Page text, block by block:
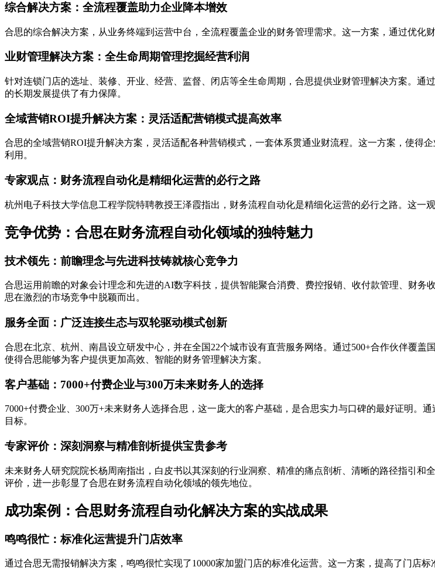
综合解决方案：全流程覆盖助力企业降本增效
合思的综合解决方案，从业务终端到运营中台，全流程覆盖企业的财务管理需求。这一方案，通过优化
业财管理解决方案：全生命周期管理挖掘经营利润
针对连锁门店的选址、装修、开业、经营、监督、闭店等全生命周期，合思提供业财管理解决方案。
的长期发展提供了有力保障。
全域营销ROI提升解决方案：灵活适配营销模式提高效率
合思的全域营销ROI提升解决方案，灵活适配各种营销模式，一套体系贯通业财流程。这一方案，使得
利用。
专家观点：财务流程自动化是精细化运营的必行之路
杭州电子科技大学信息工程学院特聘教授王泽霞指出，财务流程自动化是精细化运营的必行之路。这一
竞争优势：合思在财务流程自动化领域的独特魅力
技术领先：前瞻理念与先进科技铸就核心竞争力
合思运用前瞻的对象会计理念和先进的AI数字科技，提供智能聚合消费、费控报销、收付款管理、财
思在激烈的市场竞争中脱颖而出。
服务全面：广泛连接生态与双轮驱动模式创新
合思在北京、杭州、南昌设立研发中心，并在全国22个城市设有直营服务网络。通过500+合作伙伴覆
使得合思能够为客户提供更加高效、智能的财务管理解决方案。
客户基础：7000+付费企业与300万未来财务人的选择
7000+付费企业、300万+未来财务人选择合思，这一庞大的客户基础，是合思实力与口碑的最好证明。
目标。
专家评价：深刻洞察与精准剖析提供宝贵参考
未来财务人研究院院长杨周南指出，白皮书以其深刻的行业洞察、精准的痛点剖析、清晰的路径指引
评价，进一步彰显了合思在财务流程自动化领域的领先地位。
成功案例：合思财务流程自动化解决方案的实战成果
鸣鸣很忙：标准化运营提升门店效率
通过合思无需报销解决方案，鸣鸣很忙实现了10000家加盟门店的标准化运营。这一方案，提高了门店标